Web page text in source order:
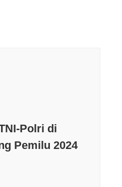
Polri di
Pemilu 2024